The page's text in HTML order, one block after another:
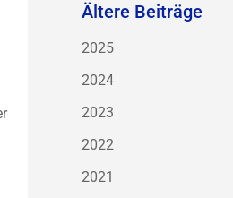
Ältere Beiträge
2025
2024
2023
2022
2021